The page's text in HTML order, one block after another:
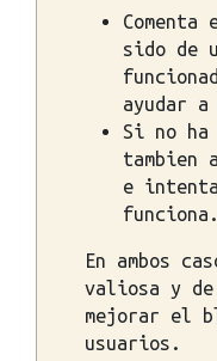
sido de
ayudar a
Si no ha
tambien
e
funciona.
En ambos
valiosa y
mejorar el
usuarios.